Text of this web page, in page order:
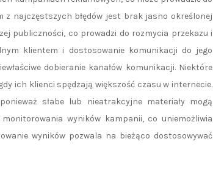
z najczęstszych błędów jest brak jasno określonej
publiczności, co prowadzi do rozmycia przekazu i
klientem i dostosowanie komunikacji do jego
dobieranie kanałów komunikacji. Niektóre
ich klienci spędzają większość czasu w internecie.
słabe lub nieatrakcyjne materiały mogą
wyników kampanii, co uniemożliwia
wyników pozwala na bieżąco dostosowywać